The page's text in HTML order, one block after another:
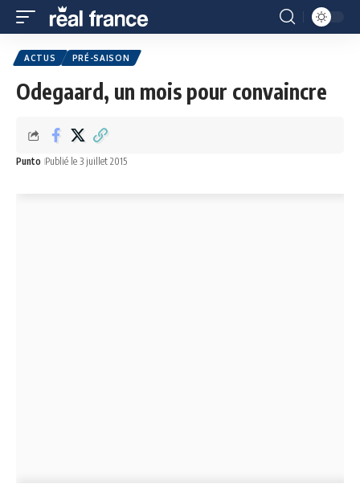
ACTUS PRÉ-SAISON
Odegaard, un mois pour convaincre
Punto Publié le 3 juillet 2015